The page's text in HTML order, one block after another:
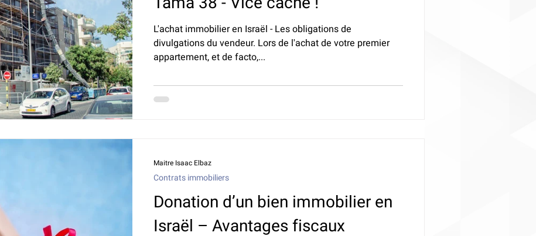
L'achat immobilier en Israël - Les obligations de
divulgations du vendeur. Lors de l'achat de votre premier
appartement, et de facto,...
Donation d’un bien immobilier en
Israël – Avantages fiscaux
Contrats immobiliers
Maitre Isaac Elbaz